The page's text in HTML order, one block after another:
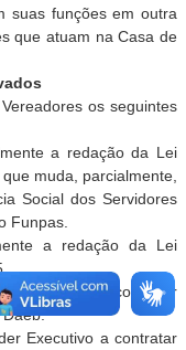
suas funções em outra
que atuam na Casa de
os seguintes
a redação da Lei
muda, parcialmente,
Social dos Servidores
Funpas.
a redação da Lei
Executivo a contratar
Executivo a contratar